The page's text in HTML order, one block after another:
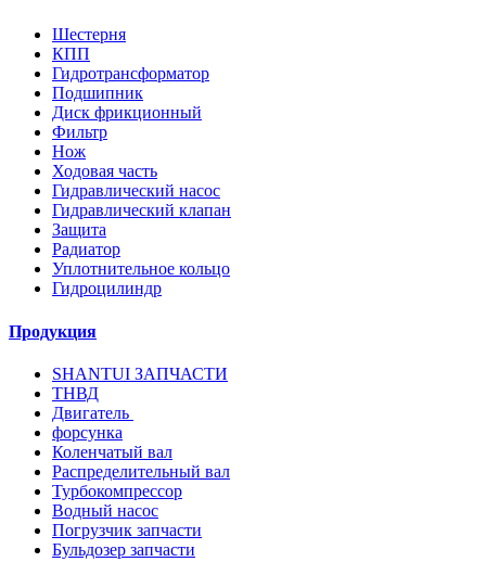
Шестерня
КПП
Гидротрансформатор
Подшипник
Диск фрикционный
Фильтр
Нож
Ходовая часть
Гидравлический насос
Гидравлический клапан
Защита
Радиатор
Уплотнительное кольцо
Гидроцилиндр
Продукция
SHANTUI ЗАПЧАСТИ
ТНВД
Двигатель
форсунка
Коленчатый вал
Распределительный вал
Турбокомпрессор
Водный насос
Погрузчик запчасти
Бульдозер запчасти